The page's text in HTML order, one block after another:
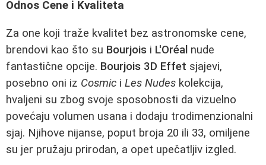
Odnos Cene i Kvaliteta
Za one koji traže kvalitet bez astronomske cene,
brendovi kao što su Bourjois i L'Oréal nude
fantastične opcije. Bourjois 3D Effet sjajevi,
posebno oni iz Cosmic i Les Nudes kolekcija,
hvaljeni su zbog svoje sposobnosti da vizuelno
povećaju volumen usana i dodaju trodimenzionalni
sjaj. Njihove nijanse, poput broja 20 ili 33, omiljene
su jer pružaju prirodan, a opet upečatljiv izgled.